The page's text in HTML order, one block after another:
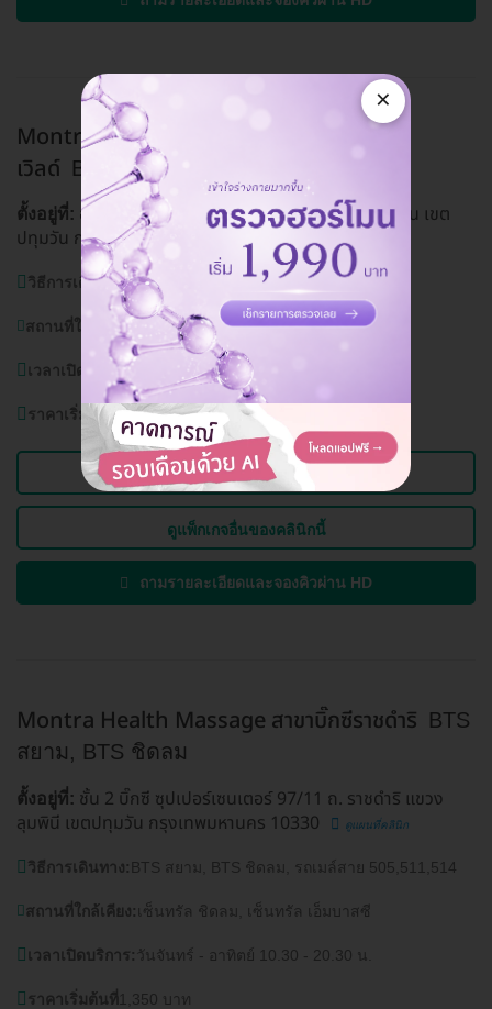
Montra Health Massage สาขาเซ็นทรัล
เวิลด์ BTS สยาม, BTS ชิดลม
ตั้งอยู่ที่: อาคาร CTW เลขที่ 2 ถ. พระรามที่ 1 แขวงปทุมวัน เขต
ปทุมวัน กรุงเทพมหานคร 10330
วิธีการเดินทาง:BTS สยาม, BTS ชิดลม
สถานที่ใกล้เคียง: เซ็นทรัลเวิลด์
เวลาเปิดบริการ: วันจันทร์ - อาทิตย์ 10.30 - 20.30 น.
ราคาเริ่มต้นที่ 1,350 บาท
ดูข้อมูลคลินิก
ดูแพ็กเกจอื่นของคลินิกนี้
ถามรายละเอียดและจองคิวผ่าน HD
Montra Health Massage สาขาบิ๊กซีราชดำริ BTS
สยาม, BTS ชิดลม
ตั้งอยู่ที่: ชั้น 2 บิ๊กซี ซุปเปอร์เซนเตอร์ 97/11 ถ. ราชดำริ แขวง
ลุมพินี เขตปทุมวัน กรุงเทพมหานคร 10330
ดูแผนที่คลินิก
วิธีการเดินทาง: BTS สยาม, BTS ชิดลม, รถเมล์สาย 505,511,514
สถานที่ใกล้เคียง: เซ็นทรัล ชิดลม, เซ็นทรัล เอ็มบาสซี
เวลาเปิดบริการ: วันจันทร์ - อาทิตย์ 10.30 - 20.30 น.
ราคาเริ่มต้นที่ 1,350 บาท
×